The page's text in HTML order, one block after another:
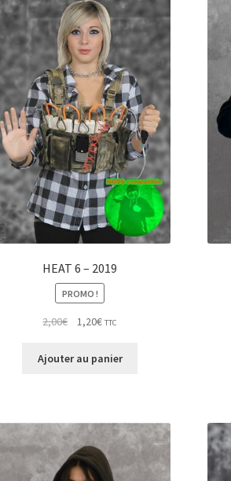
HEAT 6 – 2019
PROMO !
2,00€
Le
initial
1,20€Le
actuel
TTC
Ajouter au panier